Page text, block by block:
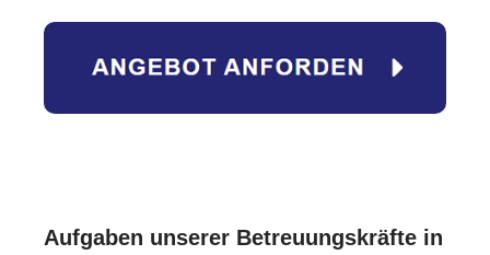
Aufgaben unserer Betreuungskräfte in